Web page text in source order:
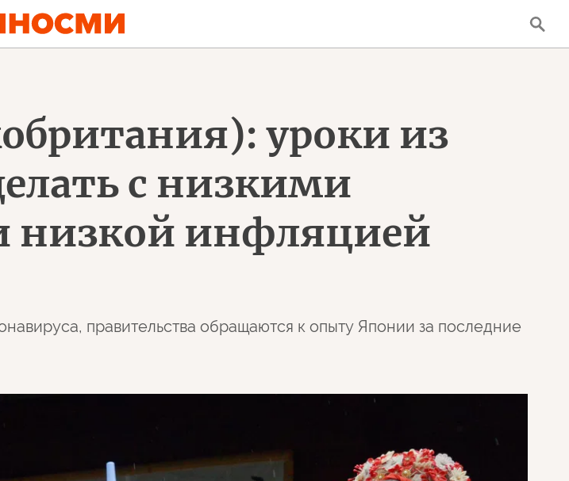
уроки из
с низкими
низкой инфляцией
правительства обращаются к опыту Японии за последние